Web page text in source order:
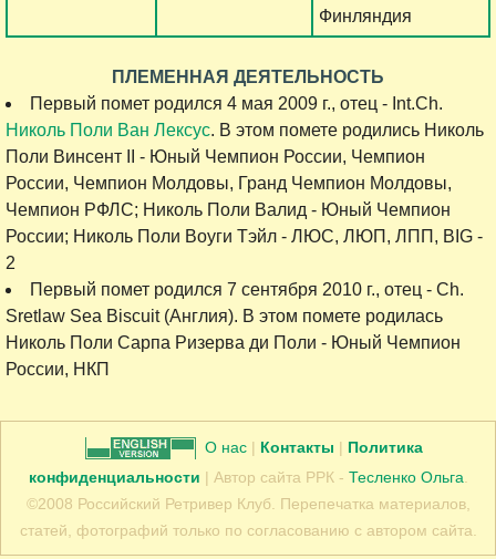
Финляндия
ПЛЕМЕННАЯ ДЕЯТЕЛЬНОСТЬ
Первый помет родился 4 мая 2009 г., отец - Int.Ch.
Николь Поли Ван Лексус. В этом помете родились Николь
Поли Винсент II - Юный Чемпион России, Чемпион
России, Чемпион Молдовы, Гранд Чемпион Молдовы,
Чемпион РФЛС; Николь Поли Валид - Юный Чемпион
России; Николь Поли Воуги Тэйл - ЛЮС, ЛЮП, ЛПП, BIG -
2
Первый помет родился 7 сентября 2010 г., отец - Ch.
Sretlaw Sea Biscuit (Англия). В этом помете родилась
Николь Поли Сарпа Ризерва ди Поли - Юный Чемпион
России, НКП
О нас | Контакты | Политика
конфиденциальности | Автор сайта РРК - Тесленко Ольга
©2008 Российский Ретривер Клуб. Перепечатка материалов,
статей, фотографий только по согласованию с автором сайта.